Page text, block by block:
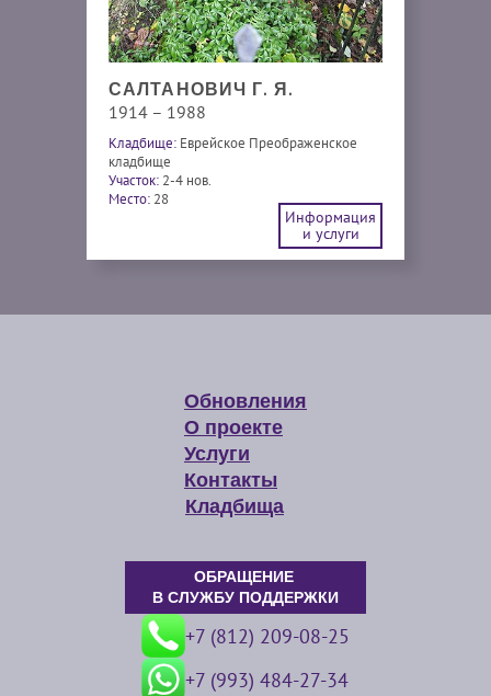
САЛТАНОВИЧ Г. Я.
1914 – 1988
Кладбище: Еврейское Преображенское
кладбище
Участок: 2-4 нов.
Место: 28
Информация
и услуги
Обновления
О проекте
Услуги
Контакты
Кладбища
ОБРАЩЕНИЕ
В СЛУЖБУ ПОДДЕРЖКИ
+7 (812) 209-08-25
+7 (993) 484-27-34